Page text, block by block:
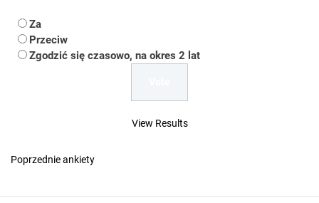
Za
Przeciw
Zgodzić się czasowo, na okres 2 lat
View Results
Poprzednie ankiety